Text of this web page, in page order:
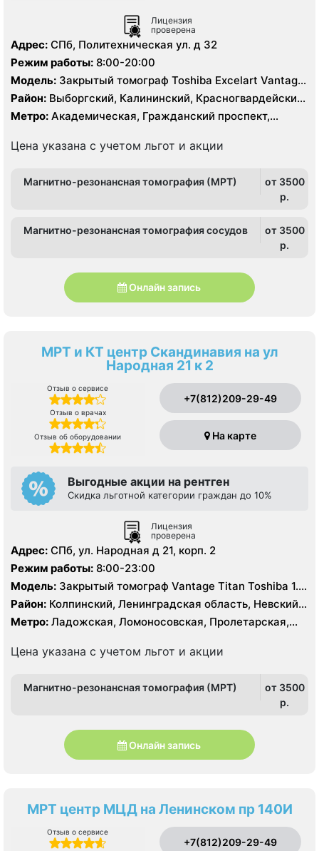
Лицензия
проверена
Адрес: СПб, Политехническая ул. д 32
Режим работы: 8:00-20:00
Модель: Закрытый томограф Toshiba Excelart Vantage
1.5 Тесла, КТ Toshiba Aquilion 32 среза, КТ Toshiba
Prime 160 срезов
Район: Выборгский, Калининский, Красногвардейский,
Приморский
Метро: Академическая, Гражданский проспект,
Площадь Мужества, Политехническая, Проспект
Просвещения
Цена указана с учетом льгот и акции
Магнитно-резонансная томография (МРТ)
от 3500
p.
Магнитно-резонансная томография сосудов
от 3500
p.
Онлайн запись
МРТ и КТ центр Скандинавия на ул
Народная 21 к 2
Отзыв о сервисе
Отзыв о врачах
Отзыв об оборудовании
+7(812)209-29-49
На карте
Выгодные акции на рентген
Скидка льготной категории граждан до 10%
Лицензия
проверена
Адрес: СПб, ул. Народная д 21, корп. 2
Режим работы: 8:00-23:00
Модель: Закрытый томограф Vantage Titan Toshiba 1.5
Тесла, КТ Toshiba Aquilion Prime 160 срезов
Район: Колпинский, Ленинградская область, Невский,
Фрунзенский
Метро: Ладожская, Ломоносовская, Пролетарская,
Цена указана с учетом льгот и акции
Магнитно-резонансная томография (МРТ)
от 3500
p.
Онлайн запись
МРТ центр МЦД на Ленинском пр 140И
Отзыв о сервисе
+7(812)209-29-49